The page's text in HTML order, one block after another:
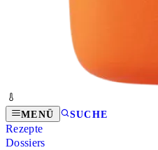
MENÜ SUCHE
Rezepte
Dossiers